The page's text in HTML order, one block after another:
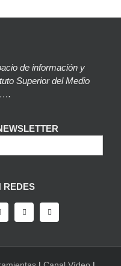
de información y
Superior del Medio
REDES